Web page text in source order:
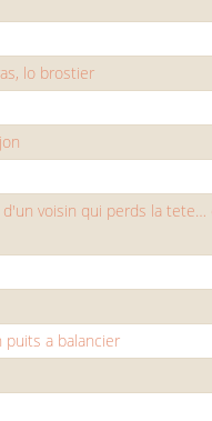
lo brostier
voisin qui perds la
puits a balancier